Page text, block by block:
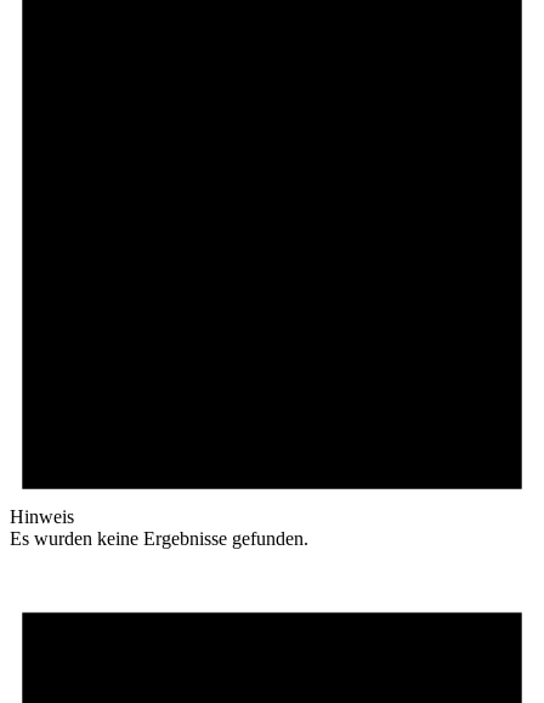
Hinweis
Es wurden keine Ergebnisse gefunden.